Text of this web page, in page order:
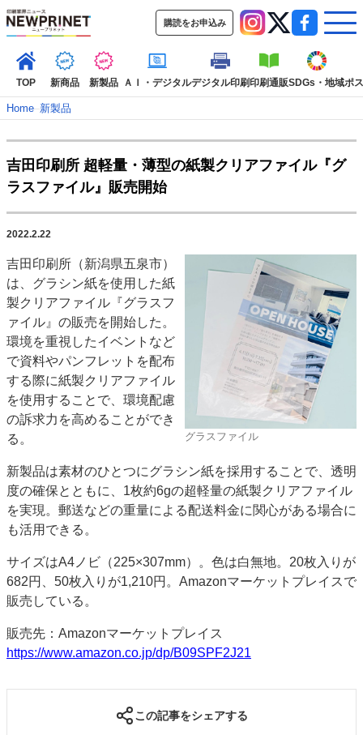
購読をお申込み
TOP 新商品 新製品 ＡＩ・デジタルデジタル印刷印刷通販SDGs・地域ポ
TOP
新着記事 特集記事
インタビュー
コレクション
デジタル印刷
印刷通販
SDGs・地域
ポストプレス ビジネス イベント 信用情報
業界
市場・統計
人事・移転・異動・訃報
特集記事カテゴリー一覧
特集・デジタル印刷 アイデアで勝負！ ～多様なビジネス・多彩な商材～
JAPAN PACK 2023 特集
中古印刷機・製本機特集
2022 見える化・MIS特集
2022 検査・校正特集
特集・デジタル印刷 ～ 新成長軌道を描く
発刊案内
JFPI印刷用語集 印刷機材年鑑
運営
お問い合わせ
Home–新製品
吉田印刷所 超軽量・薄型の紙製クリアファイル『グ
ラスファイル』販売開始
2022.2.22
グラスファイル
吉田印刷所（新潟県五泉市）
は、グラシン紙を使用した紙
製クリアファイル『グラスフ
ァイル』の販売を開始した。
環境を重視したイベントなど
で資料やパンフレットを配布
する際に紙製クリアファイル
を使用することで、環境配慮
の訴求力を高めることができ
る。
新製品は素材のひとつにグラシン紙を採用することで、透明
度の確保とともに、1枚約6gの超軽量の紙製クリアファイル
を実現。郵送などの重量による配送料金に関心がある場合に
も活用できる。
サイズはA4ノビ（225×307mm）。色は白無地。20枚入りが
682円、50枚入りが1,210円。Amazonマーケットプレイスで
販売している。
販売先：Amazonマーケットプレイス
https://www.amazon.co.jp/dp/B09SPF2J21
この記事をシェアする